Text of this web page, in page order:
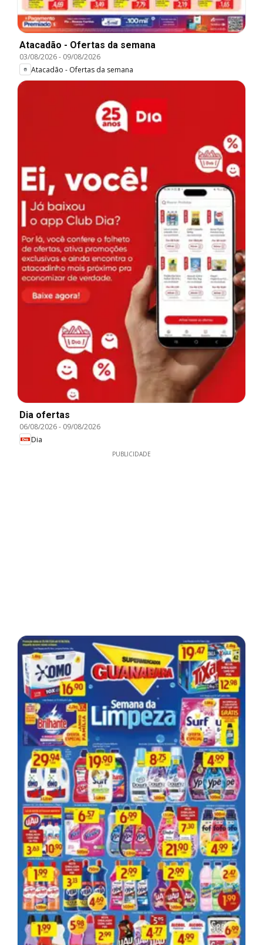
Atacadão - Ofertas da semana
03/08/2026- 09/08/2026
Atacadão - Ofertas da semana
Dia ofertas
06/08/2026- 09/08/2026
Dia
PUBLICIDADE